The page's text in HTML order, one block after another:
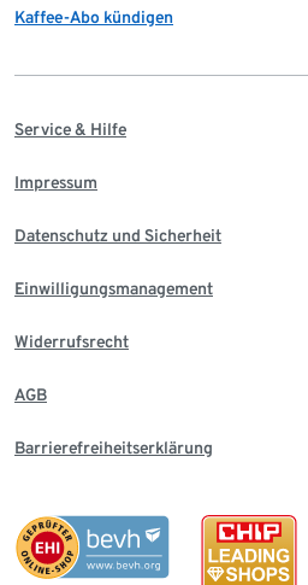
Kaffee-Abo kündigen
Service & Hilfe
Impressum
Datenschutz und Sicherheit
Einwilligungsmanagement
Widerrufsrecht
AGB
Barrierefreiheitserklärung